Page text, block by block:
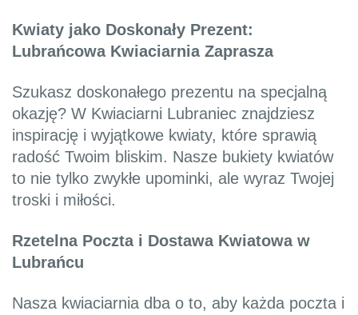
Kwiaty jako Doskonały Prezent:
Lubrańcowa Kwiaciarnia Zaprasza
Szukasz doskonałego prezentu na specjalną
okazję? W Kwiaciarni Lubraniec znajdziesz
inspirację i wyjątkowe kwiaty, które sprawią
radość Twoim bliskim. Nasze bukiety kwiatów
to nie tylko zwykłe upominki, ale wyraz Twojej
troski i miłości.
Rzetelna Poczta i Dostawa Kwiatowa w
Lubrańcu
Nasza kwiaciarnia dba o to, aby każda poczta i